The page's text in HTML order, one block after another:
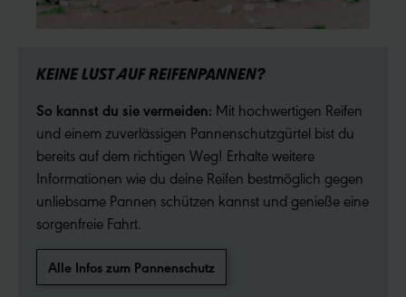
KEINE LUST AUF REIFENPANNEN?
So kannst du sie vermeiden: Mit hochwertigen Reifen
und einem zuverlässigen Pannenschutzgürtel bist du
bereits auf dem richtigen Weg! Erhalte weitere
Informationen wie du deine Reifen bestmöglich gegen
unliebsame Pannen schützen kannst und genieße eine
sorgenfreie Fahrt.
Alle Infos zum Pannenschutz